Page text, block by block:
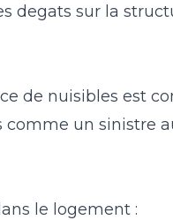
degats sur la
de nuisibles est
un sinistre
le logement :